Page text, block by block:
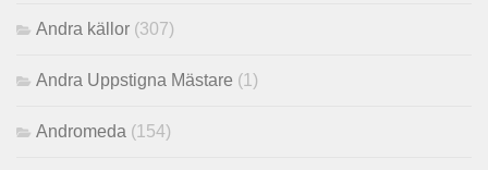
Andra källor (307)
Andra Uppstigna Mästare (1)
Andromeda (154)